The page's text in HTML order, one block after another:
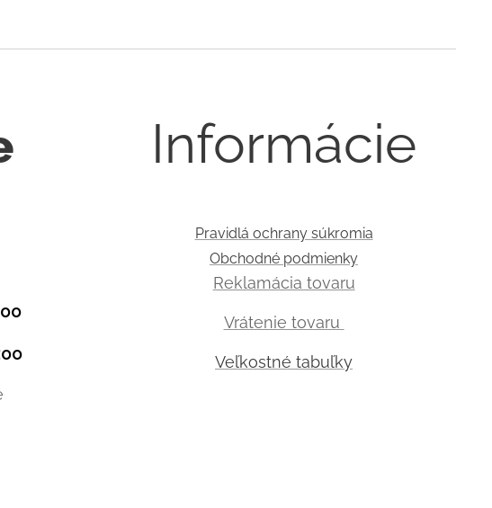
Informácie
Pravidlá ochrany súkromia
Obchodné podmienky
Reklamácia tovaru
Vrátenie tovaru
Veľkostné tabuľky